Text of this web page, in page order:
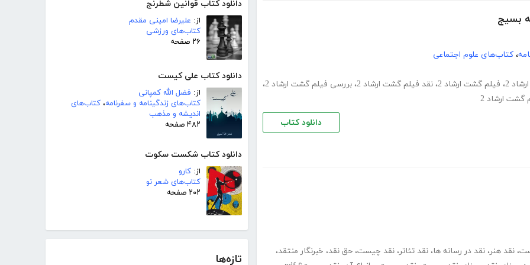
دانلود کتاب قوانین شطرنج
از: علیرضا امینی مقدم
کتاب‌های ورزشی
۲۶ صفحه
دانلود کتاب علی کیست
از: فضل الله کمپانی
کتاب‌های زندگینامه و سفرنامه، کتاب‌های
اندیشه و مذهب
۴۸۲ صفحه
دانلود کتاب شکست سکوت
از: کارو
کتاب‌های شعر نو
۲۰۲ صفحه
تازه‌ها
، کتاب‌های علوم اجتماعی
2 ، فیلم گشت ارشاد 2 ، نقد فیلم گشت ارشاد 2 ، بررسی فیلم گشت ارشاد 2 ،
گشت ارشاد 2
دانلود کتاب
، نقد هنر، نقد در رسانه ها، نقد تئاتر، نقد چیست، حق نقد، خبرنگار منتقد،